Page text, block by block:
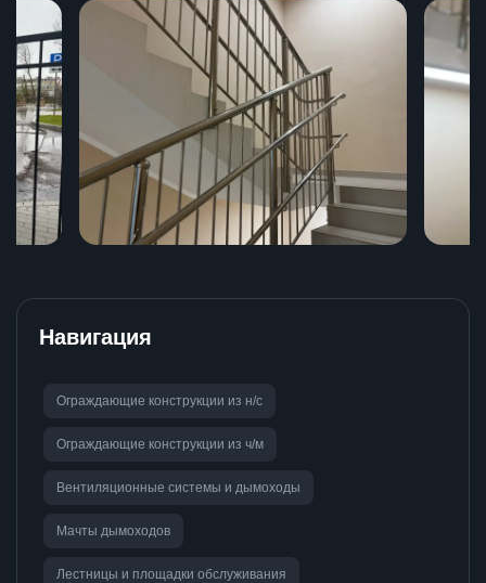
Навигация
Ограждающие конструкции из н/с
Ограждающие конструкции из ч/м
Вентиляционные системы и дымоходы
Мачты дымоходов
Лестницы и площадки обслуживания